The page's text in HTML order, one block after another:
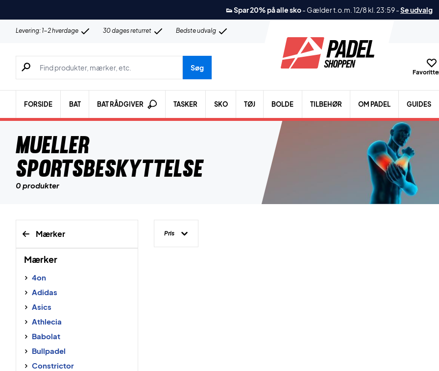
👟 Spar 20% på alle sko- Gælder t.o.m. 12/8 kl. 23:59-Se udvalg
Levering: 1-2 hverdage 30 dages returret Bedste udvalg
Søg efter produkter, mærker etc.
Søg
FORSIDE BAT BAT RÅDGIVER TASKER SKO TØJ BOLDE TILBEHØR OM PADEL GUIDES
Mueller
sportsbeskyttelse
0 produkter
Mærker
Mærker
4on
Adidas
Asics
Athlecia
Babolat
Bullpadel
Constrictor
Pris